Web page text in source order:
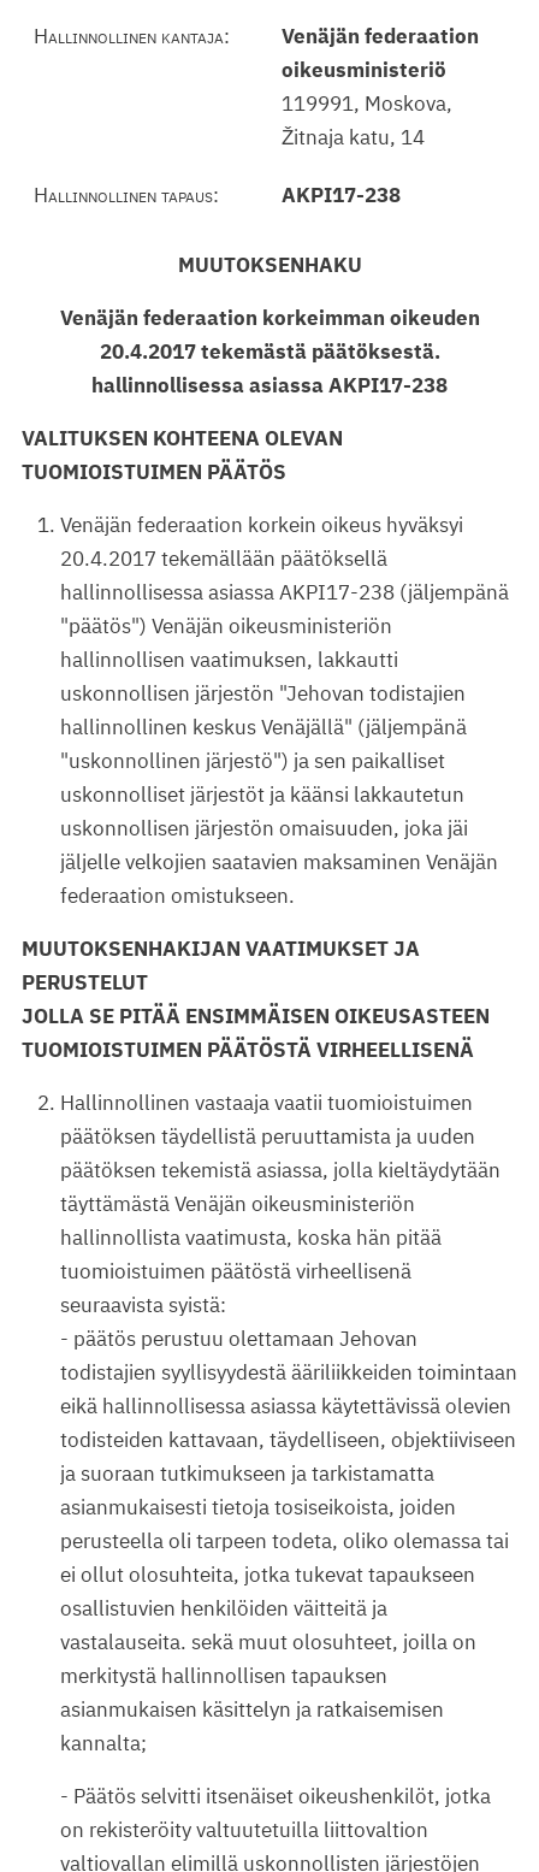
Hallinnollinen kantaja:
Venäjän federaation
oikeusministeriö
119991, Moskova,
Žitnaja katu, 14
Hallinnollinen tapaus: AKPI17-238
MUUTOKSENHAKU
Venäjän federaation korkeimman oikeuden
20.4.2017 tekemästä päätöksestä.
hallinnollisessa asiassa AKPI17-238
VALITUKSEN KOHTEENA OLEVAN
TUOMIOISTUIMEN PÄÄTÖS
Venäjän federaation korkein oikeus hyväksyi
20.4.2017 tekemällään päätöksellä
hallinnollisessa asiassa AKPI17-238 (jäljempänä
"päätös") Venäjän oikeusministeriön
hallinnollisen vaatimuksen, lakkautti
uskonnollisen järjestön "Jehovan todistajien
hallinnollinen keskus Venäjällä" (jäljempänä
"uskonnollinen järjestö") ja sen paikalliset
uskonnolliset järjestöt ja käänsi lakkautetun
uskonnollisen järjestön omaisuuden, joka jäi
jäljelle velkojien saatavien maksaminen Venäjän
federaation omistukseen.
MUUTOKSENHAKIJAN VAATIMUKSET JA
PERUSTELUT
JOLLA SE PITÄÄ ENSIMMÄISEN OIKEUSASTEEN
TUOMIOISTUIMEN PÄÄTÖSTÄ VIRHEELLISENÄ
Hallinnollinen vastaaja vaatii tuomioistuimen
päätöksen täydellistä peruuttamista ja uuden
päätöksen tekemistä asiassa, jolla kieltäydytään
täyttämästä Venäjän oikeusministeriön
hallinnollista vaatimusta, koska hän pitää
tuomioistuimen päätöstä virheellisenä
seuraavista syistä:
- päätös perustuu olettamaan Jehovan
todistajien syyllisyydestä ääriliikkeiden toimintaan
eikä hallinnollisessa asiassa käytettävissä olevien
todisteiden kattavaan, täydelliseen, objektiiviseen
ja suoraan tutkimukseen ja tarkistamatta
asianmukaisesti tietoja tosiseikoista, joiden
perusteella oli tarpeen todeta, oliko olemassa tai
ei ollut olosuhteita, jotka tukevat tapaukseen
osallistuvien henkilöiden väitteitä ja
vastalauseita. sekä muut olosuhteet, joilla on
merkitystä hallinnollisen tapauksen
asianmukaisen käsittelyn ja ratkaisemisen
kannalta;
- Päätös selvitti itsenäiset oikeushenkilöt, jotka
on rekisteröity valtuutetuilla liittovaltion
valtiovallan elimillä uskonnollisten järjestöjen